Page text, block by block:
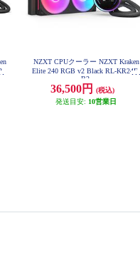
NZXT CPUクーラー NZXT Kraken
Elite 240 RGB v2 Black RL-KR24E-
B2
36,500円
(税込)
発送目安: 10営業日